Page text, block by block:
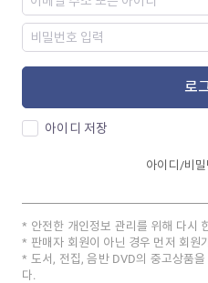
로
아이디 저장
아이디/비밀
안전한 개인정보 관리를 위해 다시
판매자 회원이 아닌 경우 먼저 회원
도서, 전집, 음반 DVD의 중고상품
다.